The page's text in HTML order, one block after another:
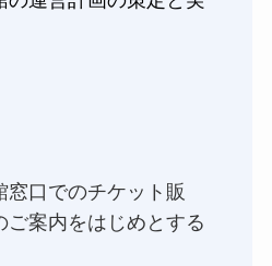
口でのチケット販
ご案内をはじめとする